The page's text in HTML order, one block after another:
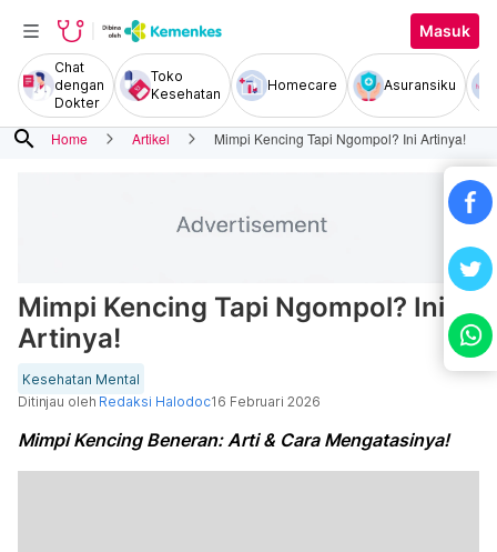
Masuk
Chat
dengan
Dokter
Toko
Kesehatan
Homecare Asuransiku
search Home Artikel Mimpi Kencing Tapi Ngompol? Ini Artinya!
Mimpi Kencing Tapi Ngompol? Ini
Artinya!
Kesehatan Mental
Ditinjau oleh Redaksi Halodoc16 Februari 2026
Mimpi Kencing Beneran: Arti & Cara Mengatasinya!